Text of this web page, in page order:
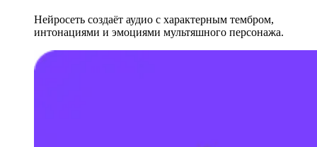
Нейросеть создаёт аудио с характерным тембром,
интонациями и эмоциями мультяшного персонажа.